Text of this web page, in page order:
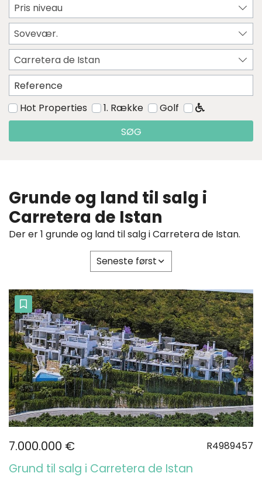
Pris niveau
Sovevær.
Carretera de Istan
Hot Properties 1. Række
Golf
SØG
Grunde og land til salg i
Carretera de Istan
Der er 1 grunde og land til salg i Carretera de Istan.
Seneste først
7.000.000 € R4989457
Grund til salg i Carretera de Istan